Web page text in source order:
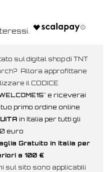
sul digital shop di TNT
Allora approfittane
il CODICE
" e riceverai
primo ordine online
in Italia per tutti gli
euro
Gratuito in Italia per
a 100 €
sul sito sono applicabili